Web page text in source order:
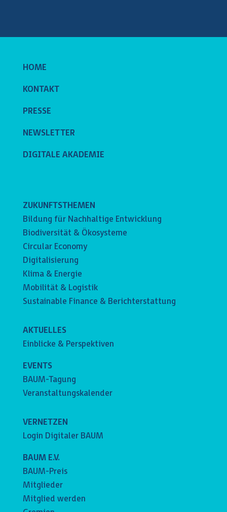
HOME
KONTAKT
PRESSE
NEWSLETTER
DIGITALE AKADEMIE
ZUKUNFTSTHEMEN
Bildung für Nachhaltige Entwicklung
Biodiversität & Ökosysteme
Circular Economy
Digitalisierung
Klima & Energie
Mobilität & Logistik
Sustainable Finance & Berichterstattung
AKTUELLES
Einblicke & Perspektiven
EVENTS
BAUM-Tagung
Veranstaltungskalender
VERNETZEN
Login Digitaler BAUM
BAUM E.V.
BAUM-Preis
Mitglieder
Mitglied werden